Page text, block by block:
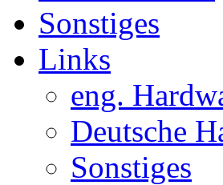
Sonstiges
Links
eng.
Deutsche
Sonstiges